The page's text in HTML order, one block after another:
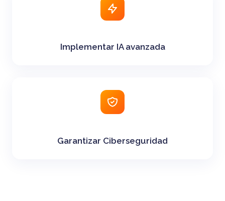
Implementar IA avanzada
Garantizar Ciberseguridad